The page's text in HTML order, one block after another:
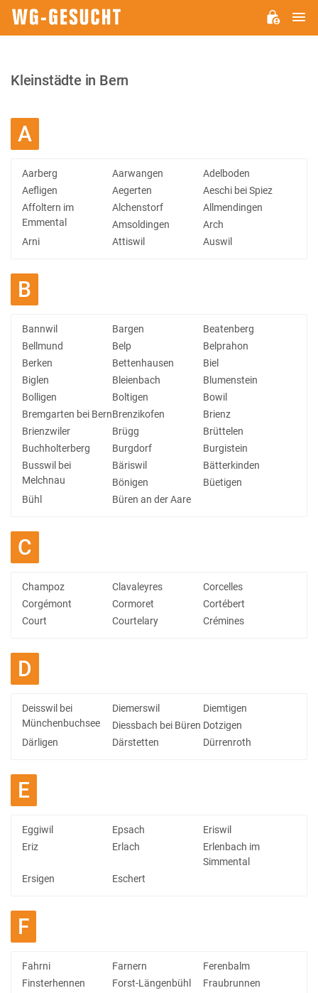
Kleinstädte in Bern
A
Aarberg Aarwangen
Adelboden
Aefligen
Aegerten
Aeschi bei Spiez
Affoltern im
Emmental
Alchenstorf
Allmendingen
Amsoldingen
Arch
Arni
Attiswil Auswil
B
Bannwil Bargen
Beatenberg
Bellmund
Belp
Belprahon
Berken
Bettenhausen
Biel
Biglen
Bleienbach
Blumenstein
Bolligen
Boltigen
Bowil
Bremgarten bei BernBrenzikofen
Brienz
Brienzwiler
Brügg
Brüttelen
Buchholterberg
Burgdorf
Burgistein
Busswil bei
Melchnau
Bäriswil
Bätterkinden
Bönigen
Büetigen
Bühl
Büren an der Aare
C
Champoz Clavaleyres
Corcelles
Corgémont
Cormoret
Cortébert
Court
Courtelary Crémines
D
Deisswil bei
Münchenbuchsee
Diemerswil
Diemtigen
Diessbach bei Büren Dotzigen
Därligen
Därstetten Dürrenroth
E
Eggiwil Epsach
Eriswil
Eriz
Erlach
Erlenbach im
Simmental
Ersigen
Eschert
F
Fahrni Farnern
Ferenbalm
Finsterhennen
Forst-Längenbühl
Fraubrunnen